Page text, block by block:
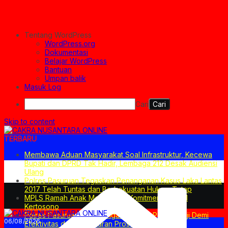
Tentang WordPress
WordPress.org
Dokumentasi
Belajar WordPress
Bantuan
Umpan balik
Masuk Log
Cari
Skip to content
TERBARU
Membawa Aduan Masyarakat Soal Infrastruktur, Kecewa
Bupati dan DPRD Tak Hadir, Lembaga 212 Desak Audiensi
Ulang
Polres Pasuruan Tegaskan Penanganan Kasus Laka Lantas
2017 Telah Tuntas dan Berkekuatan Hukum Tetap
MPLS Ramah Anak Merupakan Komitmen SMPN 1
Kertosono
Polres Pasuruan Mutasi Tiga Penyidik Polsek Beji Demi
Efektivitas dan Kelancaran Proses Penyidikan
06/08/2026